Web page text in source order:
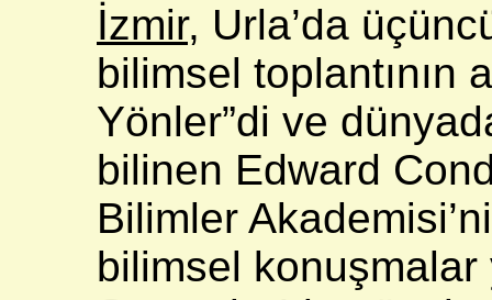
İzmir, Urla’da
bilimsel toplantının
Yönler”di ve
bilinen Edward
Bilimler
bilimsel konuşmalar